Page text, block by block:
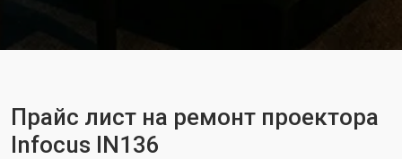
Прайс лист на ремонт проектора
Infocus IN136